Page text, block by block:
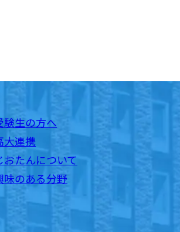
験生の方へ
大連携
おたんについて
味のある分野